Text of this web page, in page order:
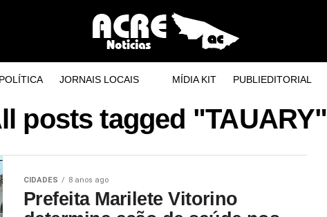
JORNAIS LOCAIS MÍDIA KIT PUBLIEDITORIAL
posts tagged "TAUARY"
CIDADES 8 anos ago
Prefeita Marilete Vitorino